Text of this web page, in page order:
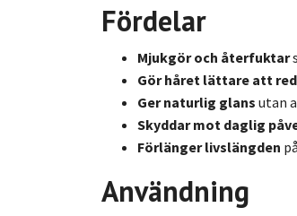
Fördelar
Mjukgör och återfuktar
Gör håret lättare att
Ger naturlig glans utan
Skyddar mot daglig
Förlänger livslängden
Användning